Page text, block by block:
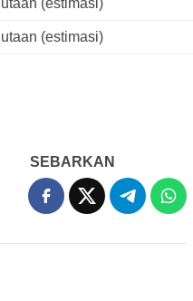
(estimasi)
(estimasi)
SEBARKAN